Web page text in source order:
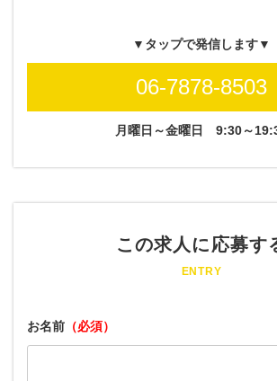
▼タップで発信します▼
06-7878-8503
月曜日～金曜日 9:30～
この求人に応募す
ENTRY
お名前 （必須）